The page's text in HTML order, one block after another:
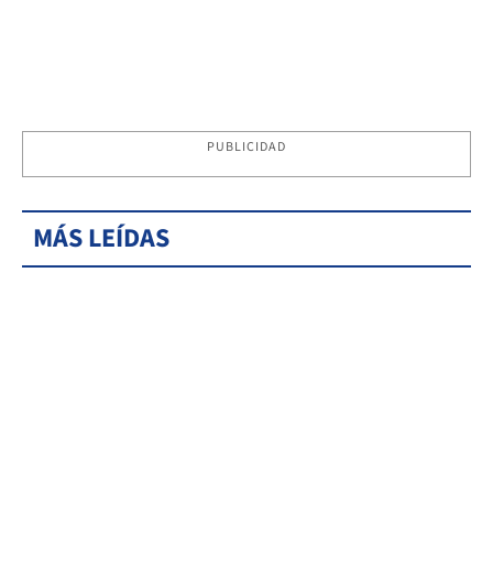
PUBLICIDAD
MÁS LEÍDAS